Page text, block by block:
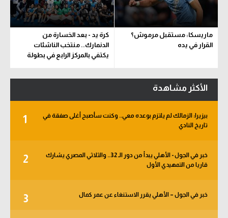
ماريسكا: مستقبل مرموش؟
القرار في يده
كرة يد - بعد الخسارة من
الدنمارك.. منتخب الناشئات
يكتفي بالمركز الرابع في بطولة
الأكثر مشاهدة
1
بيزيرا: الزمالك لم يلتزم بوعده معي.. وكنت سأصبح أغلى صفقة في
تاريخ النادي
2
خبر في الجول - الأهلي يبدأ من دور الـ 32.. والثلاثي المصري يشارك
قاريا من التمهيدي الأول
3 خبر في الجول – الأهلي يقرر الاستنغاء عن عمر كمال